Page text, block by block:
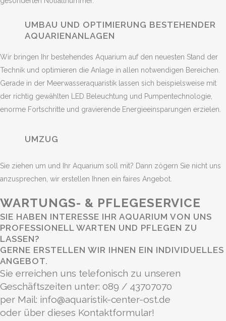
UMBAU UND OPTIMIERUNG BESTEHENDER
AQUARIENANLAGEN
Wir bringen Ihr bestehendes Aquarium auf den neuesten Stand der
Technik und optimieren die Anlage in allen notwendigen Bereichen.
Gerade in der Meerwasseraquaristik lassen sich beispielsweise mit
der richtig gewählten LED Beleuchtung und Pumpentechnologie,
enorme Fortschritte und gravierende Energieeinsparungen erzielen.
UMZUG
Sie ziehen um und Ihr Aquarium soll mit? Dann zögern Sie nicht uns
anzusprechen, wir erstellen Ihnen ein faires Angebot.
WARTUNGS- & PFLEGESERVICE
SIE HABEN INTERESSE IHR AQUARIUM VON UNS
PROFESSIONELL WARTEN UND PFLEGEN ZU
LASSEN?
GERNE ERSTELLEN WIR IHNEN EIN INDIVIDUELLES
ANGEBOT.
Sie erreichen uns telefonisch zu unseren
Geschäftszeiten unter: 089 / 43707070
per Mail: info@aquaristik-center-ost.de
oder über dieses Kontaktformular!